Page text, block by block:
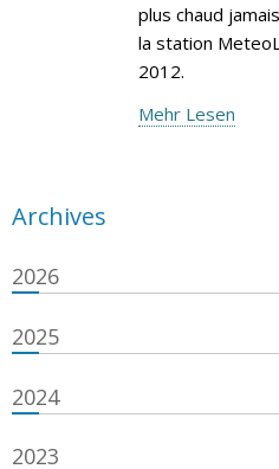
plus chaud
la station
2012.
Mehr Lesen
Archives
2026
2025
2024
2023